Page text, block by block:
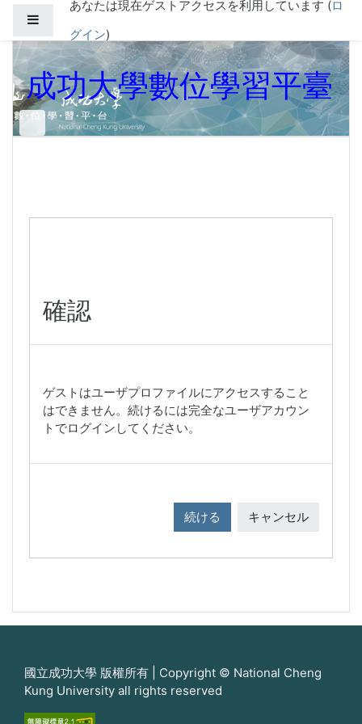
メインコンテンツへスキップする
あなたは現在ゲストアクセスを利用しています (ロ
グイン)
成功大學數位學習平臺
確認
ゲストはユーザプロファイルにアクセスすること
はできません。続けるには完全なユーザアカウン
トでログインしてください。
続ける キャンセル
國立成功大學 版權所有 | Copyright © National Cheng
Kung University all rights reserved